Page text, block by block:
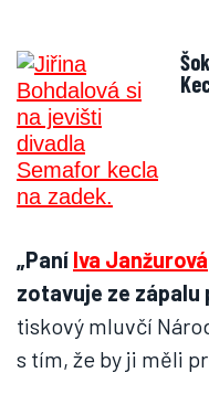
„Paní Iva Janžurová
zotavuje ze zápalu
tiskový mluvčí
s tím, že by ji měli